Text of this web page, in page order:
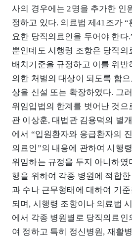
사의 경우에는 2명을 추가한 인
정하고 있다. 의료법 제41조가 “
요한 당직의료인을 두어야 한다
뿐인데도 시행령 조항은 당직의
배치기준을 규정하고 이를 위반
의한 처벌의 대상이 되도록 함
상을 신설 또는 확장하였다. 그
위임입법의 한계를 벗어난 것으
관 이상훈, 대법관 김용덕의 별
에서 “입원환자와 응급환자의
의료인”의 내용에 관하여 시행
위임하는 규정을 두지 아니하였
행을 위하여 각종 병원에 적합
과 수나 근무형태에 대하여 기
되며, 시행령 조항이나 의료법
에서 각종 병원별로 당직의료인
여 정하고 특히 정신병원, 재활